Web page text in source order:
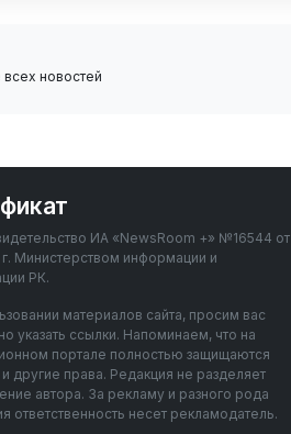
новостей
ИА «NewsRoom +» №16544 от
г. Министерством информации и
РК.
материалов сайта, просим вас
указать ссылки. Напоминаем, что на
портале полностью защищаются
другие права. Редакция не разделяет
автора. За рекламу и разного рода
ответственность несет рекламодатель.